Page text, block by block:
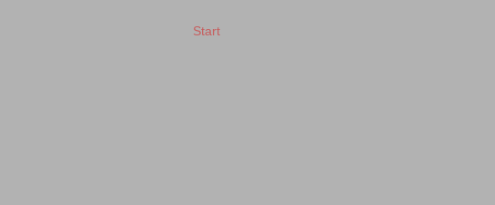
Start